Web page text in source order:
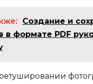
Создание и
в формате PDF